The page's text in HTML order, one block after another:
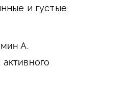
и густые
А.